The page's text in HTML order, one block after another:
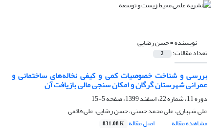
نویسنده =حسن رضایی
تعداد مقالات: 2
بررسی و شناخت خصوصیات کمی و کیفی نخاله‌‌های ساختمانی و
عمرانی شهرستان گرگان و امکان سنجی مالی بازیافت آن‌
دوره 11، شماره 22، اسفند 1399، صفحه
5-15
علی شهبازی، علی محمد حسنی، حسن رضایی، علی قائمی
مشاهده مقاله
اصل مقاله 831.08 K